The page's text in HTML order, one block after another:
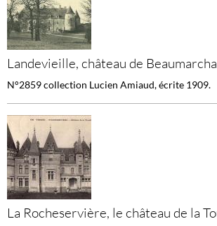
Landevieille, château de
N°2859 collection Lucien Amiaud, écrite 1909.
La Rocheservière, le château de la